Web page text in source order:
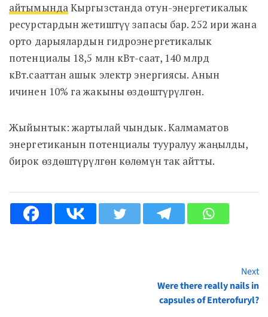
айтымындаКыргызстанда отун-энергетикалык
ресурстардын жетиштүү запасы бар. 252 ири жана
орто дарыялардын гидроэнергетикалык
потенциалы 18,5 млн кВт-саат, 140 млрд
кВт.сааттан ашык электр энергиясы. Анын
ичинен 10% га жакыны өздөштүрүлгөн.
Жыйынтык: жартылай чындык. Калмаматов
энергетиканын потенциалы тууралуу жаңылды,
бирок өздөштүрүлгөн көлөмүн так айтты.
Next
Were there really nails in
capsules of Enterofuryl?